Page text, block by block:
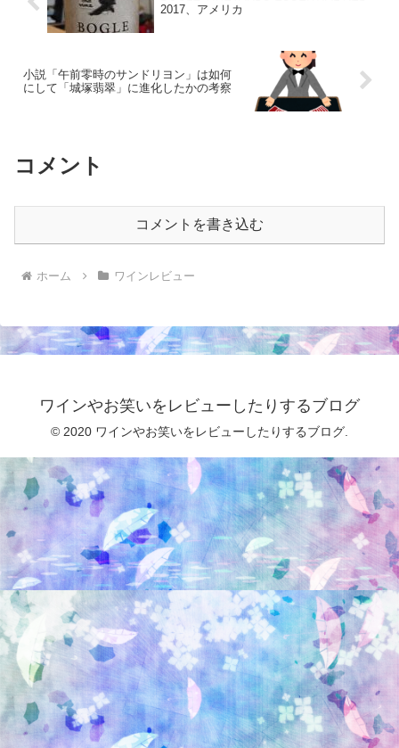
2017、アメリカ
小説「午前零時のサンドリヨン」は如何
にして「城塚翡翠」に進化したかの考察
コメント
コメントを書き込む
ホーム ワインレビュー
ワインやお笑いをレビューしたりするブログ
© 2020 ワインやお笑いをレビューしたりするブログ.